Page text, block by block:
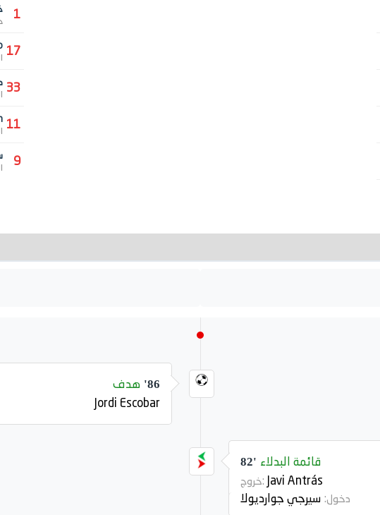
1
17
33
11
9
86' هدف
Jordi Escobar
82' قائمة البدلاء
خروج: Javi Antrás
دخول: سيرجي جوارديولا